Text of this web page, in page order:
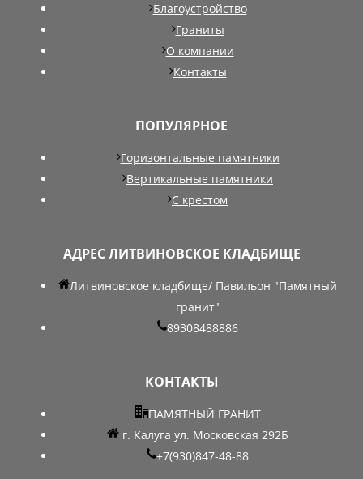
Благоустройство
Граниты
О компании
Контакты
ПОПУЛЯРНОЕ
Горизонтальные памятники
Вертикальные памятники
С крестом
АДРЕС ЛИТВИНОВСКОЕ КЛАДБИЩЕ
Литвиновское кладбище/ Павильон "Памятный
гранит"
89308488886
КОНТАКТЫ
ПАМЯТНЫЙ ГРАНИТ
г. Калуга ул. Московская 292Б
+7(930)847-48-88